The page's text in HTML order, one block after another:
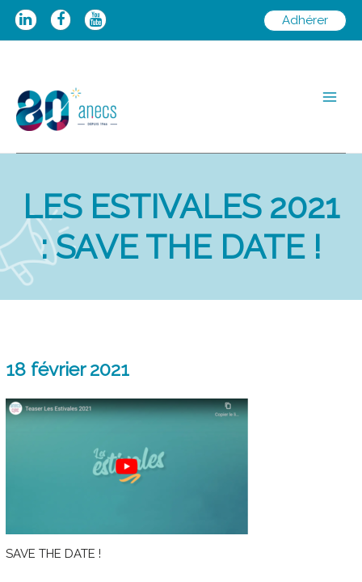
Aller
Adhérer
LES ESTIVALES 2021
: SAVE THE DATE !
18 février 2021
SAVE THE DATE !